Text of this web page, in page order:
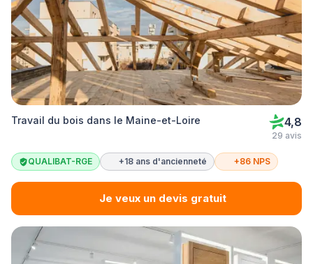
Travail du bois dans le Maine-et-Loire 4,8
29 avis
QUALIBAT-RGE +18 ans d'ancienneté +86 NPS
Je veux un devis gratuit